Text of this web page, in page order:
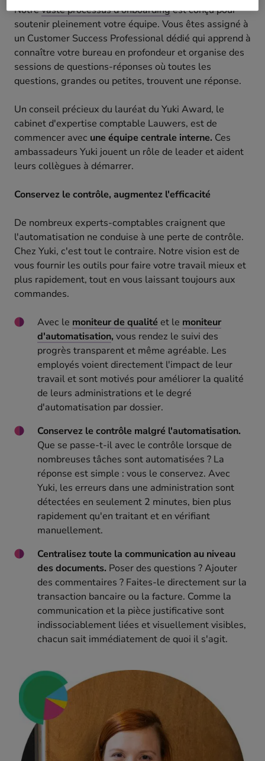
Notrevaste processus d'onboardingest conçu pour
soutenir pleinement votre équipe. Vous êtes assigné à
un Customer Success Professional dédié qui apprend à
connaître votre bureau en profondeur et organise des
sessions de questions-réponses où toutes les
questions, grandes ou petites, trouvent une réponse.
Un conseil précieux du lauréat du Yuki Award, le
cabinet d'expertise comptable Lauwers, est de
commencer avec une équipe centrale interne. Ces
ambassadeurs Yuki jouent un rôle de leader et aident
leurs collègues à démarrer.
Conservez le contrôle, augmentez l'efficacité
De nombreux experts-comptables craignent que
l'automatisation ne conduise à une perte de contrôle.
Chez Yuki, c'est tout le contraire. Notre vision est de
vous fournir les outils pour faire votre travail mieux et
plus rapidement, tout en vous laissant toujours aux
commandes.
Avec le moniteur de qualité et le moniteur
d'automatisation, vous rendez le suivi des
progrès transparent et même agréable. Les
employés voient directement l'impact de leur
travail et sont motivés pour améliorer la qualité
de leurs administrations et le degré
d'automatisation par dossier.
Conservez le contrôle malgré l'automatisation.
Que se passe-t-il avec le contrôle lorsque de
nombreuses tâches sont automatisées ? La
réponse est simple : vous le conservez. Avec
Yuki, les erreurs dans une administration sont
détectées en seulement 2 minutes, bien plus
rapidement qu'en traitant et en vérifiant
manuellement.
Centralisez toute la communication au niveau
des documents. Poser des questions ? Ajouter
des commentaires ? Faites-le directement sur la
transaction bancaire ou la facture. Comme la
communication et la pièce justificative sont
indissociablement liées et visuellement visibles,
chacun sait immédiatement de quoi il s'agit.